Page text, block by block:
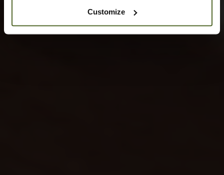
Customize